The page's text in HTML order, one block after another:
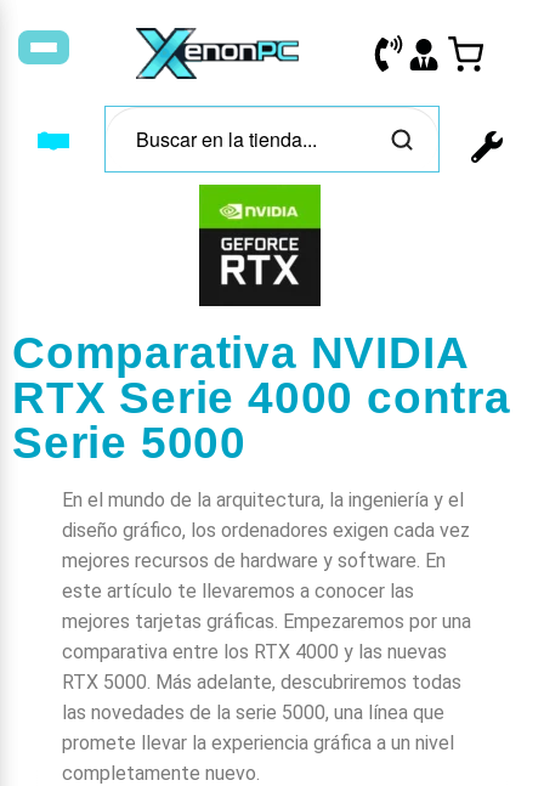
Comparativa NVIDIA
RTX Serie 4000 contra
Serie 5000
En el mundo de la arquitectura, la ingeniería y el
diseño gráfico, los ordenadores exigen cada vez
mejores recursos de hardware y software. En
este artículo te llevaremos a conocer las
mejores tarjetas gráficas. Empezaremos por una
comparativa entre los RTX 4000 y las nuevas
RTX 5000. Más adelante, descubriremos todas
las novedades de la serie 5000, una línea que
promete llevar la experiencia gráfica a un nivel
completamente nuevo.